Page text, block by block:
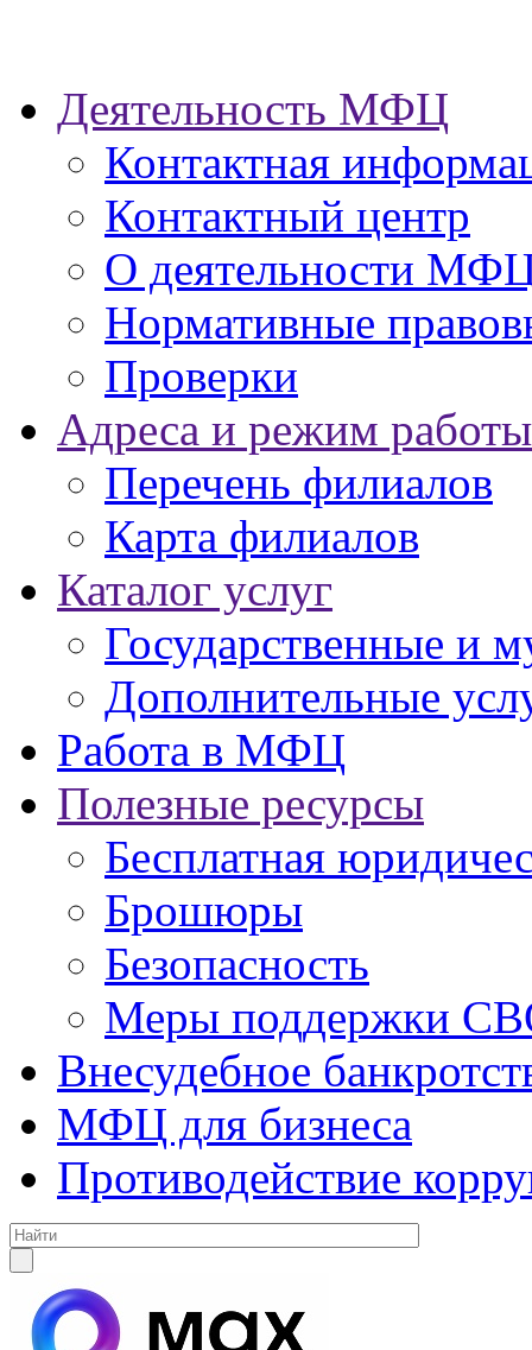
Деятельность МФЦ
Контактная
Контактный центр
О деятельности
Нормативные
Проверки
Адреса и режим работы
Перечень филиалов
Карта филиалов
Каталог услуг
Государственные и
Дополнительные
Работа в МФЦ
Полезные ресурсы
Бесплатная
Брошюры
Безопасность
Меры поддержки
Внесудебное
МФЦ для бизнеса
Противодействие